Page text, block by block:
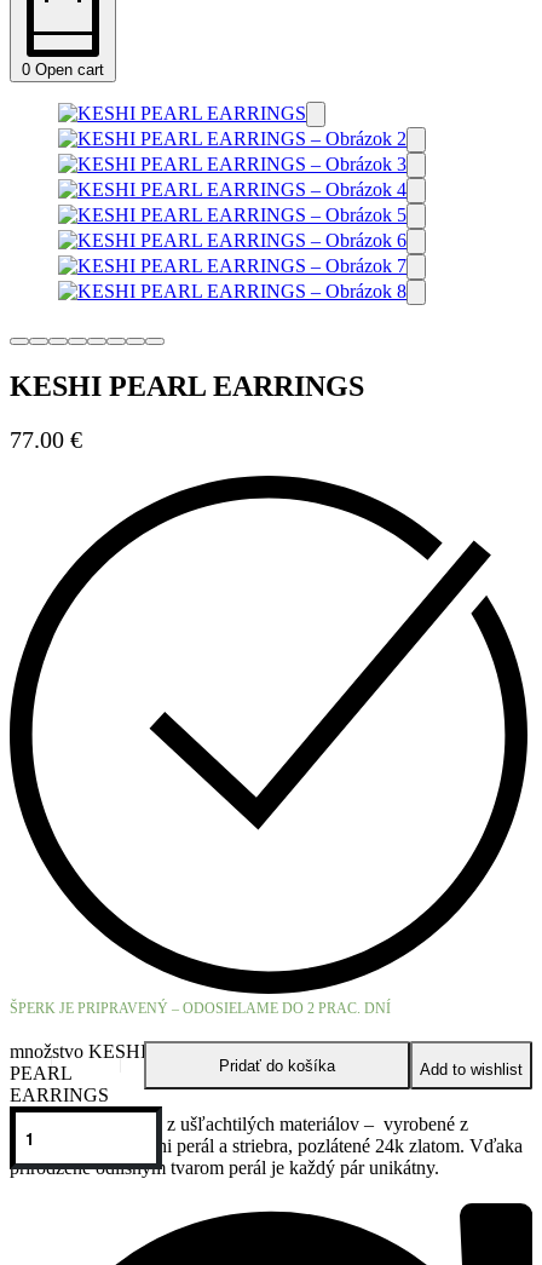
0 Open cart
KESHI PEARL EARRINGS
77.00 €
ŠPERK JE PRIPRAVENÝ – ODOSIELAME DO 2 PRAC. DNÍ
množstvo KESHI
PEARL
EARRINGS
Pridať do košíka Add to wishlist
Originálne náušnice z ušľachtilých materiálov – vyrobené z
nepravidelných keshi perál a striebra, pozlátené 24k zlatom. Vďaka
prirodzene odlišným tvarom perál je každý pár unikátny.